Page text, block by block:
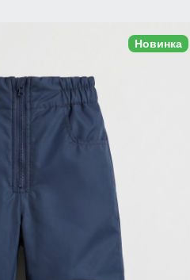
Новинка